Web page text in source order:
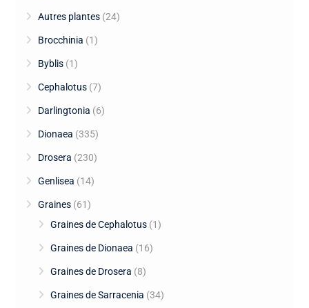
Autres plantes (24)
Brocchinia (1)
Byblis (1)
Cephalotus (7)
Darlingtonia (6)
Dionaea (335)
Drosera (230)
Genlisea (14)
Graines (61)
Graines de Cephalotus (1)
Graines de Dionaea (16)
Graines de Drosera (8)
Graines de Sarracenia (34)